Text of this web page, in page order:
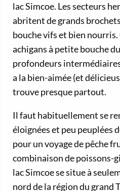
lac Simcoe. Les secteurs
abritent de grands
bouche vifs et bien
achigans à petite bouche
profondeurs
a la bien-aimée (et
trouve presque partout.
Il faut habituellement se
éloignées et peu peuplées
pour un voyage de pêche
combinaison de poissons-
lac Simcoe se situe à
nord de la région du grand